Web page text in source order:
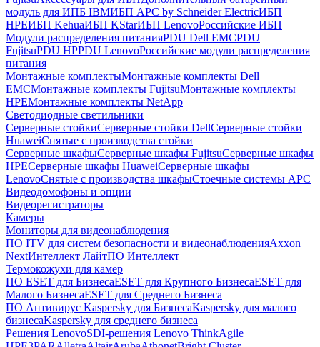
модуль для ИПБ IBMИБП APC by Schneider ElectricИБП
HPEИБП KehuaИБП KStarИБП LenovoРоссийские ИБП
Модули распределения питанияPDU Dell EMCPDU
FujitsuPDU HPPDU LenovoРоссийские модули распределения
питания
Монтажные комплектыМонтажные комплекты Dell
EMCМонтажные комплекты FujitsuМонтажные комплекты
HPEМонтажные комплекты NetApp
Светодиодные светильники
Серверные стойкиСерверные стойки DellСерверные стойки
HuaweiСнятые с производства стойки
Серверные шкафыСерверные шкафы FujitsuСерверные шкафы
HPEСерверные шкафы HuaweiСерверные шкафы
LenovoСнятые с производства шкафыСтоечные системы APC
Видеодомофоны и опции
Видеорегистраторы
Камеры
Мониторы для видеонаблюдения
ПО ITV для систем безопасности и видеонаблюденияAxxon
NextИнтеллект ЛайтПО Интеллект
Термокожухи для камер
ПО ESET для БизнесаESET для Крупного БизнесаESET для
Малого БизнесаESET для Среднего Бизнеса
ПО Антивирус Kaspersky для БизнесаKaspersky для малого
бизнесаKaspersky для среднего бизнеса
Решения LenovoSDI-решения Lenovo ThinkAgile